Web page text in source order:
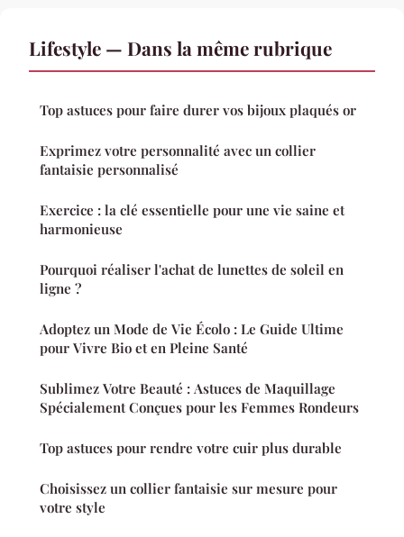
Lifestyle — Dans la même rubrique
Top astuces pour faire durer vos bijoux plaqués or
Exprimez votre personnalité avec un collier
fantaisie personnalisé
Exercice : la clé essentielle pour une vie saine et
harmonieuse
Pourquoi réaliser l'achat de lunettes de soleil en
ligne ?
Adoptez un Mode de Vie Écolo : Le Guide Ultime
pour Vivre Bio et en Pleine Santé
Sublimez Votre Beauté : Astuces de Maquillage
Spécialement Conçues pour les Femmes Rondeurs
Top astuces pour rendre votre cuir plus durable
Choisissez un collier fantaisie sur mesure pour
votre style